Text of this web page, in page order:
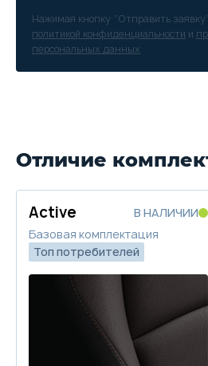
Нажимая кнопку “Отправить
политикой конфиденциальности и
персональных данных
Отличие
Active
В НАЛИЧИИ
Базовая комплектация
Топ потребителей